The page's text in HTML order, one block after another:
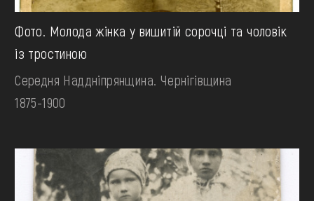
Фото. Молода жінка у вишитій сорочці та чоловік
із тростиною
Середня Наддніпрянщина. Чернігівщина
1875-1900